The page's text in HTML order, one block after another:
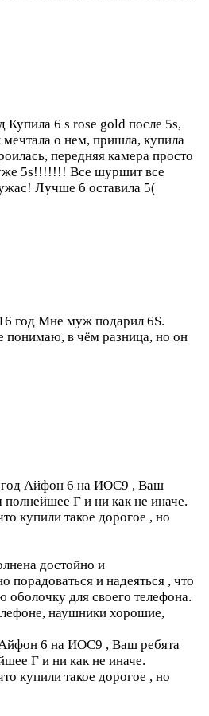
Купила 6 s rose gold после 5s,
мечтала о нем, пришла, купила
передняя камера просто
5s!!!!!!! Все шуршит все
Лучше б оставила 5(
год Мне муж подарил 6S.
понимаю, в чём разница, но он
Айфон 6 на ИОС9 , Ваш
полнейшее Г и ни как не иначе.
купили такое дорогое , но
достойно и
порадоваться и надеяться , что
оболочку для своего телефона.
наушники хорошие,
6 на ИОС9 , Ваш ребята
Г и ни как не иначе.
купили такое дорогое , но